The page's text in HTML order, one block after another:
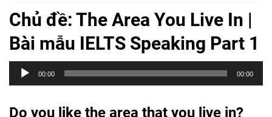
Chủ đề: The Area You Live In |
Bài mẫu IELTS Speaking Part 1
Trình
phát
00:00 00:00
Do you like the area that you live in?